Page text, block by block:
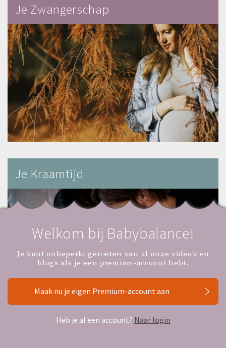
Je Zwangerschap
Je Kraamtijd
Welkom bij Babybalance!
Je kunt onbeperkt genieten van al onze video’s en
blogs als je een premium-account hebt.
Maak nu je eigen Premium-account aan
Heb je al een account? Naar login